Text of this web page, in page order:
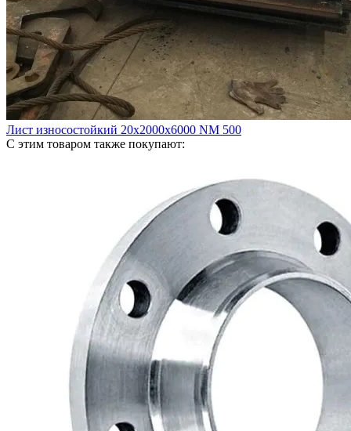
Лист износостойкий 20х2000х6000 NM 500
С этим товаром также покупают: